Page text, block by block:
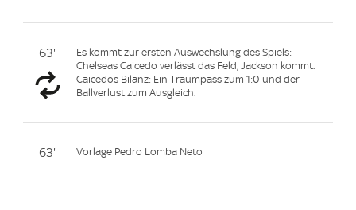
63'
Es kommt zur ersten Auswechslung des Spiels:
Chelseas Caicedo verlässt das Feld, Jackson kommt.
Caicedos Bilanz: Ein Traumpass zum 1:0 und der
Ballverlust zum Ausgleich.
63' Vorlage Pedro Lomba Neto